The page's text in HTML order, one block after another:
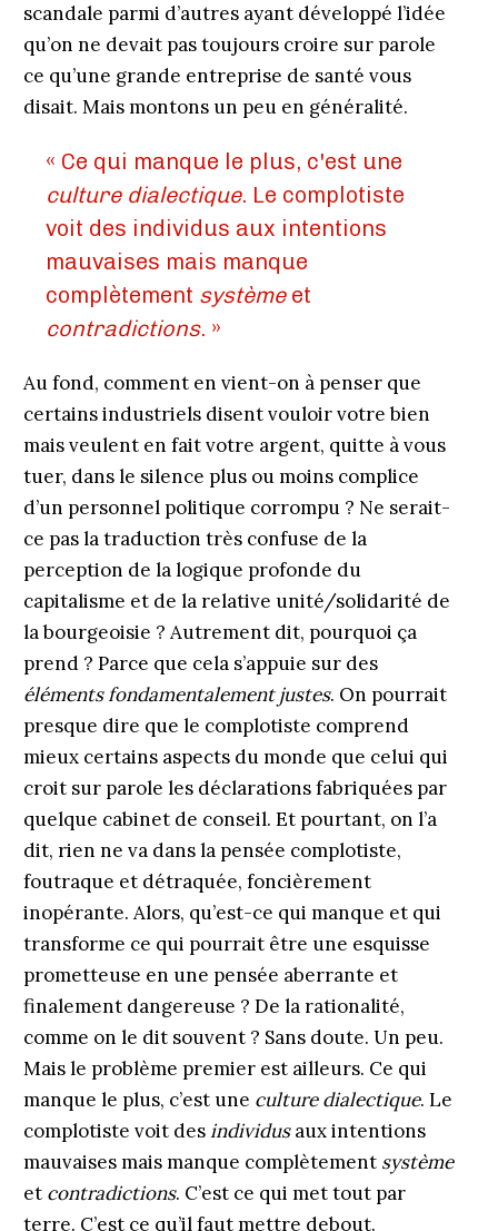
scandale parmi d’autres ayant développé l’idée
qu’on ne devait pas toujours croire sur parole
ce qu’une grande entreprise de santé vous
disait. Mais montons un peu en généralité.
« Ce qui manque le plus, c'est une
culture dialectique. Le complotiste
voit des individus aux intentions
mauvaises mais manque
complètement systèmeet
contradictions. »
Au fond, comment en vient-on à penser que
certains industriels disent vouloir votre bien
mais veulent en fait votre argent, quitte à vous
tuer, dans le silence plus ou moins complice
d’un personnel politique corrompu ? Ne serait-
ce pas la traduction très confuse de la
perception de la logique profonde du
capitalisme et de la relative unité/solidarité de
la bourgeoisie ? Autrement dit, pourquoi ça
prend ? Parce que cela s’appuie sur des
éléments fondamentalement justes. On pourrait
presque dire que le complotiste comprend
mieux certains aspects du monde que celui qui
croit sur parole les déclarations fabriquées par
quelque cabinet de conseil. Et pourtant, on l’a
dit, rien ne va dans la pensée complotiste,
foutraque et détraquée, foncièrement
inopérante. Alors, qu’est-ce qui manque et qui
transforme ce qui pourrait être une esquisse
prometteuse en une pensée aberrante et
finalement dangereuse ? De la rationalité,
comme on le dit souvent ? Sans doute. Un peu.
Mais le problème premier est ailleurs. Ce qui
manque le plus, c’est une culture dialectique. Le
complotiste voit desindividusaux intentions
mauvaises mais manque complètement système
et contradictions. C’est ce qui met tout par
terre. C’est ce qu’il faut mettre debout.